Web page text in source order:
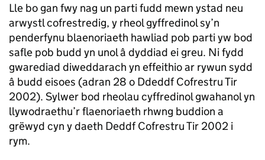
Lle bo gan fwy nag un parti fudd mewn ystad neu
arwystl cofrestredig, y rheol gyffredinol sy’n
penderfynu blaenoriaeth hawliad pob parti yw bod
safle pob budd yn unol â dyddiad ei greu. Ni fydd
gwarediad diweddarach yn effeithio ar rywun sydd
â budd eisoes (adran 28 o Ddeddf Cofrestru Tir
2002). Sylwer bod rheolau cyffredinol gwahanol yn
llywodraethu’r flaenoriaeth rhwng buddion a
grëwyd cyn y daeth Deddf Cofrestru Tir 2002 i
rym.